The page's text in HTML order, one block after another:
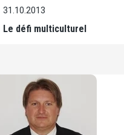
31.10.2013
Le défi multiculturel